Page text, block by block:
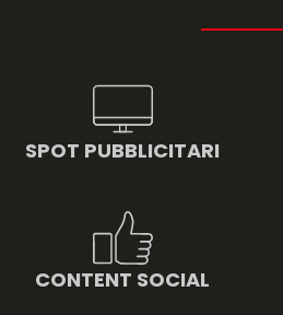
SPOT PUBBLICITARI
CONTENT SOCIAL